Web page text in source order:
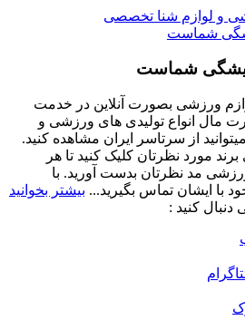
و لوازم شنا تخصصی
شماست
ورزشی بصورت آنلاین در خدمت
مال انواع تولیدی های ورزشی و
از سرتاسر ایران مشاهده کنید.
مورد نظرتان کلیک کنید تا هر
مد نظرتان بدست آورید. با
با ایشان تماس بگیرید... بیشتر بخوانید
کنید :